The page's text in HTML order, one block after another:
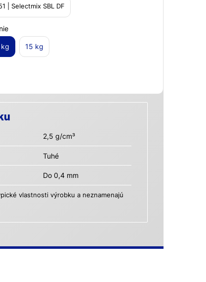
| Selectmix SBL DF
15 kg
2,5 g/cm³
Tuhé
Do 0,4 mm
vlastnosti výrobku a neznamenajú